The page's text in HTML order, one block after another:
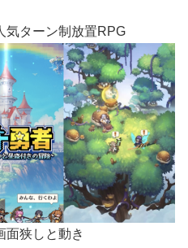
気ターン制放置RPG
面狭しと動き